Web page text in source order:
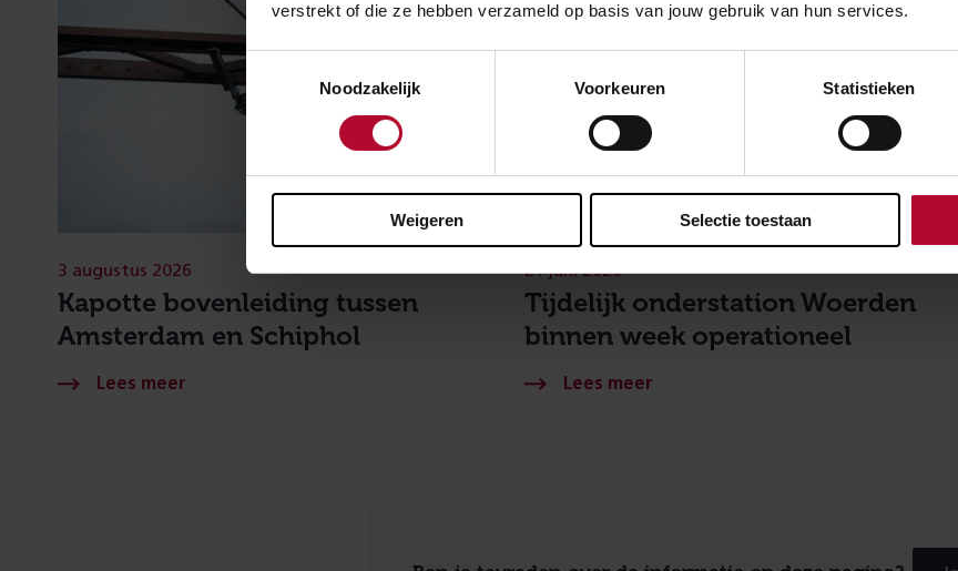
verstrekt of die ze hebben verzameld op basis van jouw gebruik van hun services.
Toestemmingsselectie
Noodzakelijk
Voorkeuren Statistieken
Weigeren Selectie toestaan
Kapotte bovenleiding tussen
Amsterdam en Schiphol
3 augustus 2026
Tijdelijk onderstation Woerden
binnen week operationeel
21 juni 2026